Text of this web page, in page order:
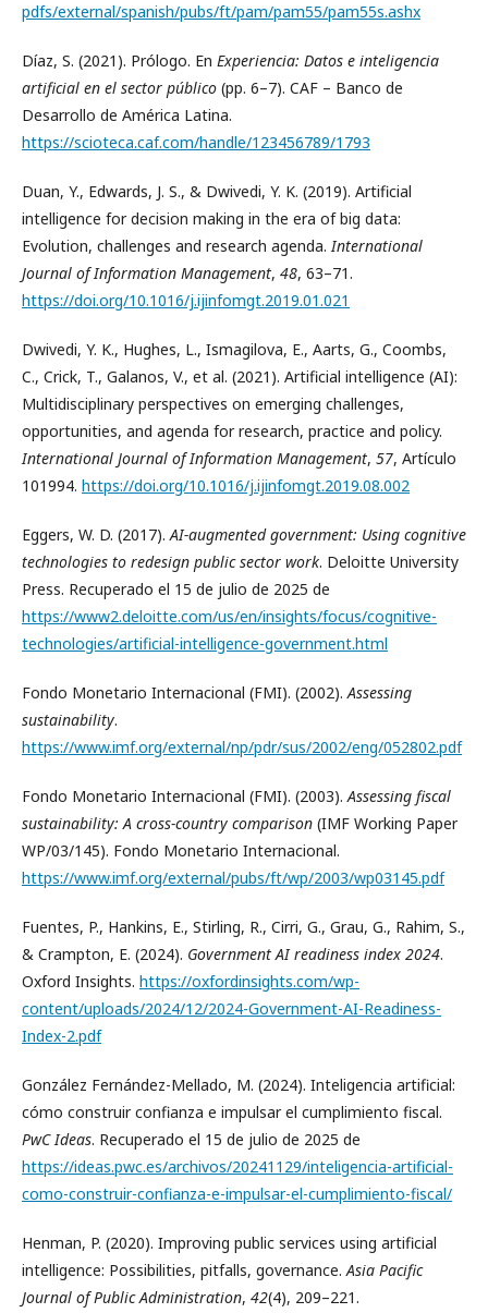
pdfs/external/spanish/pubs/ft/pam/pam55/pam55s.ashx
Díaz, S. (2021). Prólogo. En Experiencia: Datos e inteligencia
artificial en el sector público (pp. 6–7). CAF – Banco de
Desarrollo de América Latina.
https://scioteca.caf.com/handle/123456789/1793
Duan, Y., Edwards, J. S., & Dwivedi, Y. K. (2019). Artificial
intelligence for decision making in the era of big data:
Evolution, challenges and research agenda.International
Journal of Information Management, 48, 63–71.
https://doi.org/10.1016/j.ijinfomgt.2019.01.021
Dwivedi, Y. K., Hughes, L., Ismagilova, E., Aarts, G., Coombs,
C., Crick, T., Galanos, V., et al. (2021). Artificial intelligence (AI):
Multidisciplinary perspectives on emerging challenges,
opportunities, and agenda for research, practice and policy.
International Journal of Information Management, 57, Artículo
101994. https://doi.org/10.1016/j.ijinfomgt.2019.08.002
Eggers, W. D. (2017).AI-augmented government: Using cognitive
technologies to redesign public sector work. Deloitte University
Press. Recuperado el 15 de julio de 2025 de
https://www2.deloitte.com/us/en/insights/focus/cognitive-
technologies/artificial-intelligence-government.html
Fondo Monetario Internacional (FMI). (2002).Assessing
sustainability.
https://www.imf.org/external/np/pdr/sus/2002/eng/052802.pdf
Fondo Monetario Internacional (FMI). (2003).Assessing fiscal
sustainability: A cross-country comparison (IMF Working Paper
WP/03/145). Fondo Monetario Internacional.
https://www.imf.org/external/pubs/ft/wp/2003/wp03145.pdf
Fuentes, P., Hankins, E., Stirling, R., Cirri, G., Grau, G., Rahim, S.,
& Crampton, E. (2024). Government AI readiness index 2024.
Oxford Insights. https://oxfordinsights.com/wp-
content/uploads/2024/12/2024-Government-AI-Readiness-
Index-2.pdf
González Fernández-Mellado, M. (2024). Inteligencia artificial:
cómo construir confianza e impulsar el cumplimiento fiscal.
PwC Ideas. Recuperado el 15 de julio de 2025 de
https://ideas.pwc.es/archivos/20241129/inteligencia-artificial-
como-construir-confianza-e-impulsar-el-cumplimiento-fiscal/
Henman, P. (2020). Improving public services using artificial
intelligence: Possibilities, pitfalls, governance.Asia Pacific
Journal of Public Administration, 42(4), 209–221.